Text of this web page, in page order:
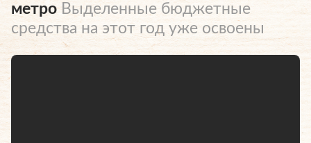
метро Выделенные бюджетные
средства на этот год уже освоены